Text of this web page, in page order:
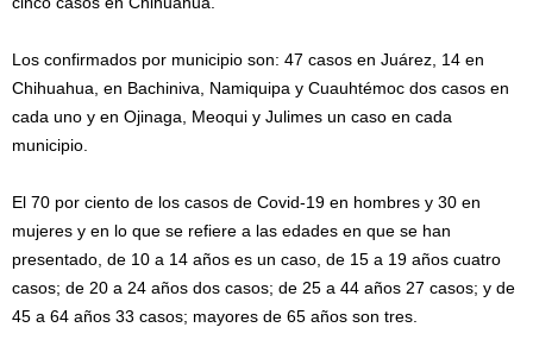
Los confirmados por municipio son: 47 casos en Juárez, 14 en
Chihuahua, en Bachiniva, Namiquipa y Cuauhtémoc dos casos en
cada uno y en Ojinaga, Meoqui y Julimes un caso en cada
municipio.
El 70 por ciento de los casos de Covid-19 en hombres y 30 en
mujeres y en lo que se refiere a las edades en que se han
presentado, de 10 a 14 años es un caso, de 15 a 19 años cuatro
casos; de 20 a 24 años dos casos; de 25 a 44 años 27 casos; y de
45 a 64 años 33 casos; mayores de 65 años son tres.